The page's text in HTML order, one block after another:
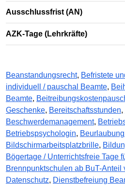
Ausschlussfrist (AN)
AZK-Tage (Lehrkräfte)
Beanstandungsrecht, Befristete
individuell / pauschal Beamte,
Beamte,
Geschenke, Bereitschaftsstunden,
Beschwerdemanagement,
Betriebspsychologin,
Bildschirmarbeitsplatzbrille,
Bögertage / Unterrichtsfreie Tage
Brennpunktschulen ab BuT-Anteil
Datenschutz, Dienstbefreiung